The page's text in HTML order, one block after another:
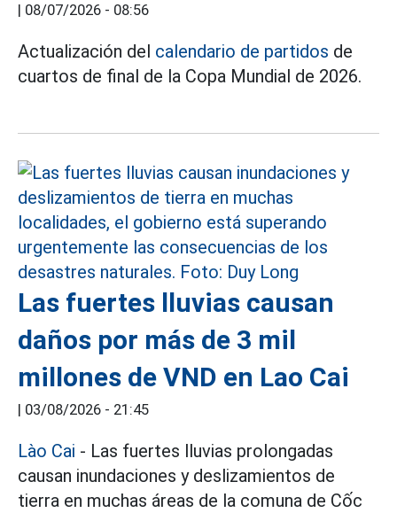
| 08/07/2026 - 08:56
Actualización del calendario de partidos de
cuartos de final de la Copa Mundial de 2026.
Las fuertes lluvias causan
daños por más de 3 mil
millones de VND en Lao Cai
| 03/08/2026 - 21:45
Lào Cai - Las fuertes lluvias prolongadas
causan inundaciones y deslizamientos de
tierra en muchas áreas de la comuna de Cốc